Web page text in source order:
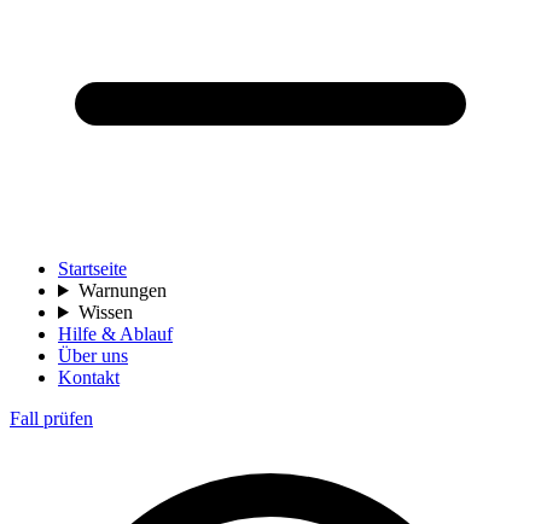
Startseite
Warnungen
Wissen
Hilfe & Ablauf
Über uns
Kontakt
Fall prüfen